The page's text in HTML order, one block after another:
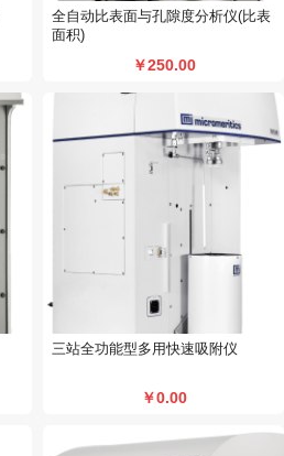
全自动比表面与孔隙度分析仪(比表
面积)
￥250.00
三站全功能型多用快速吸附仪
￥0.00